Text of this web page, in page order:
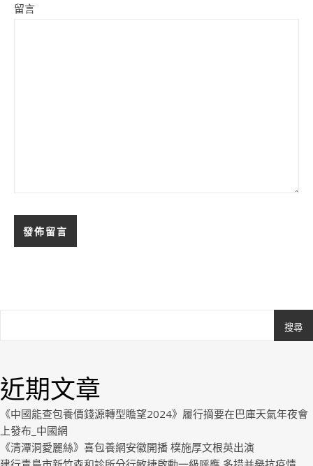
留言
搜尋
近期文章
《中國能查包養價錢源轉型瞻望2024》履行摘要在巴庫天氣年夜會
上發布_中國網
《清潭洞愛麗絲》喜包養網安徽開播 樸施厚文根英出演
Royal.